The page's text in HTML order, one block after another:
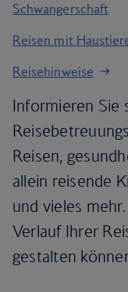
Schwangerschaft
Reisen mit
Reisehinweise
Informieren Sie
Reisen,
allein reisende
und vieles
Verlauf Ihrer
gestalten